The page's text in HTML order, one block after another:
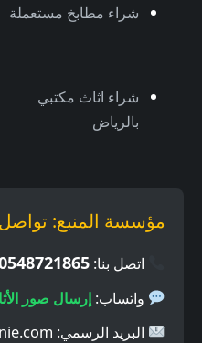
شراء مطابخ مستعملة
شراء اثاث مكتبي
بالرياض
مؤسسة المنبع:
اتصل بنا:
واتساب: إرسال صور
البريد الرسمي: